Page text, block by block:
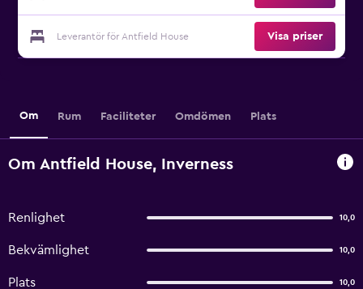
Leverantör för Antfield House Visa priser
Om Rum Faciliteter Omdömen Plats
Om Antfield House, Inverness
Renlighet 10,0
Bekvämlighet 10,0
Plats 10,0